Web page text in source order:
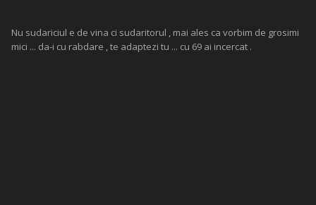
Nu sudariciul e de vina ci sudaritorul , mai ales ca vorbim de grosimi
mici ... da-i cu rabdare , te adaptezi tu ... cu 69 ai incercat .